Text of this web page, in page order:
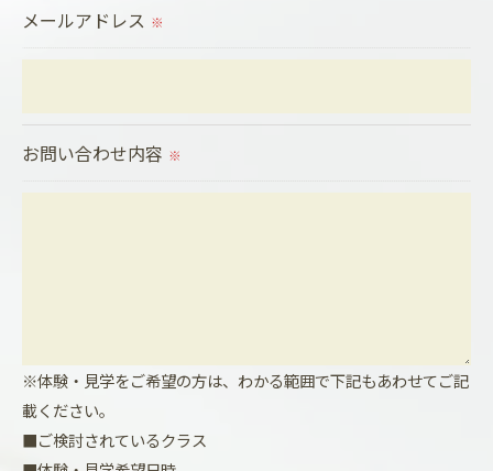
当社では、生徒様の個人情報の開示･訂正･削除・利
用停止の手続を定めさせて頂いております。
す。
個人情報の開示･訂正･削除・利用停止の具体的手続
メールアドレス ※
お問い合わせ内容 ※
※体験・見学をご希望の方は、わかる範囲で下記もあわせてご記
載ください。
■ご検討されているクラス